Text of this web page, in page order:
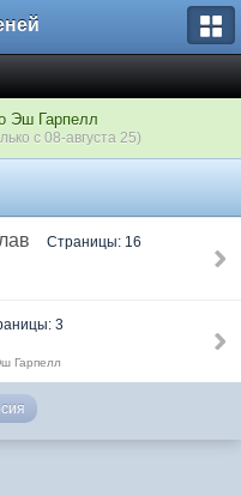
Эш Гарпелл
с 08-августа 25)
Страницы: 16
3
Гарпелл